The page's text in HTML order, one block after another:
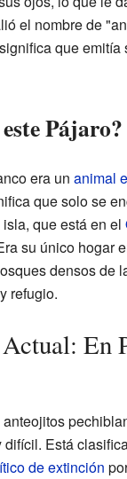
el nombre de
que emitía
Pájaro?
era un animal
que solo se
que está en el
su único hogar
densos de
refugio.
En
Está
de extinción